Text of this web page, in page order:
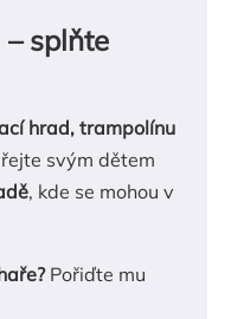
splňte
hrad, trampolínu
svým dětem
, kde se mohou v
Pořiďte mu